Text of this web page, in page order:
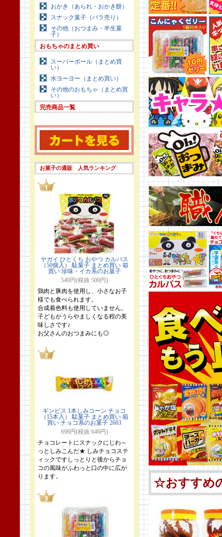
おかき（あられ・おかき餅）
スナック菓子（バラ売り）
その他（おつまみ・半生菓
子）
おもちゃのまとめ買い
スーパーボール（まとめ買
い）
水ヨーヨー（まとめ買い）
その他のおもちゃ（まとめ買
い）
完売商品一覧
お菓子の通販 人気ランキング
ヤガイ ひとくち おやつ カルパス
（50個入） 駄菓子 まとめ買い 箱
買い 珍味・イカ系のお菓子
540円(税抜 500円)
鶏肉と豚肉を使用し、小さなお子
様でも食べられます。
合成着色料も使用していません。
子どもがうらやましくなる程の美
味しさです♪
お父さんのおつまみにも◎
ギンビス 1本しみコーン チョコ
（15本入） 駄菓子 まとめ買い 箱
買い チョコ系のお菓子 2603
698円(税抜 646円)
チョコレートにスナックにじわ～
っとしみこんだ★ しみチョコステ
ィックですしっとりと後からチョ
コの風味がふわっと口の中に広が
ります。